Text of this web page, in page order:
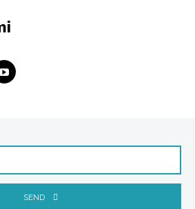
SEND